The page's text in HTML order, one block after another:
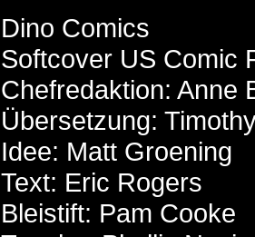
Dino Comics
Softcover US Comic
Chefredaktion: Anne
Übersetzung:
Idee: Matt Groening
Text: Eric Rogers
Bleistift: Pam Cooke